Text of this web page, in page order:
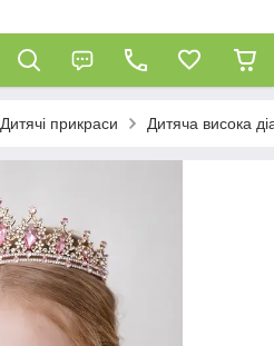
Дитячі прикраси Дитяча висока